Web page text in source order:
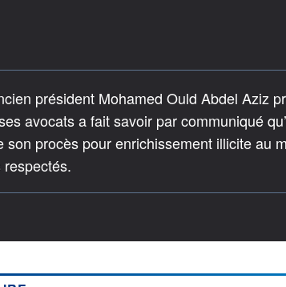
président Mohamed Ould Abdel Aziz
avocats a fait savoir par communiqué
procès pour enrichissement illicite au
respectés.